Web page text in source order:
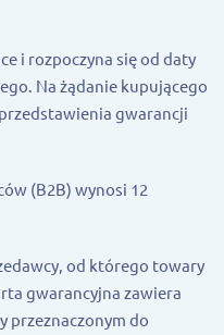
i rozpoczyna się od daty
Na żądanie kupującego
gwarancji
(B2B) wynosi 12
od którego towary
gwarancyjna zawiera
przeznaczonym do